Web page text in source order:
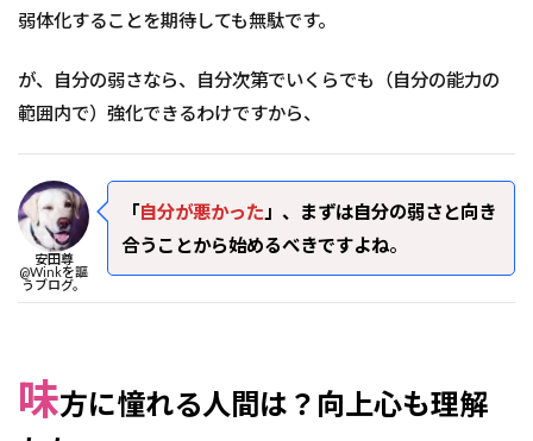
弱体化することを期待しても無駄です。
が、自分の弱さなら、自分次第でいくらでも（自分の能力の
範囲内で）強化できるわけですから、
安田尊
@Winkを謳
うブログ。
「自分が悪かった 」、まずは自分の弱さと向き
合うことから始めるべきですよね。
味方に憧れる人間は？向上心も理解